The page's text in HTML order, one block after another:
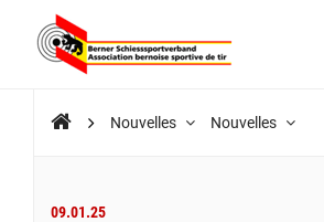
Nouvelles Nouvelles
09.01.25